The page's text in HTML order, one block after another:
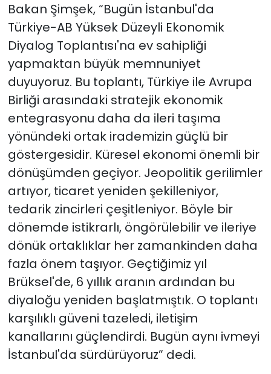
Bakan Şimşek, “Bugün İstanbul'da
Türkiye-AB Yüksek Düzeyli Ekonomik
Diyalog Toplantısı'na ev sahipliği
yapmaktan büyük memnuniyet
duyuyoruz. Bu toplantı, Türkiye ile Avrupa
Birliği arasındaki stratejik ekonomik
entegrasyonu daha da ileri taşıma
yönündeki ortak irademizin güçlü bir
göstergesidir. Küresel ekonomi önemli bir
dönüşümden geçiyor. Jeopolitik gerilimler
artıyor, ticaret yeniden şekilleniyor,
tedarik zincirleri çeşitleniyor. Böyle bir
dönemde istikrarlı, öngörülebilir ve ileriye
dönük ortaklıklar her zamankinden daha
fazla önem taşıyor. Geçtiğimiz yıl
Brüksel'de, 6 yıllık aranın ardından bu
diyaloğu yeniden başlatmıştık. O toplantı
karşılıklı güveni tazeledi, iletişim
kanallarını güçlendirdi. Bugün aynı ivmeyi
İstanbul'da sürdürüyoruz” dedi.